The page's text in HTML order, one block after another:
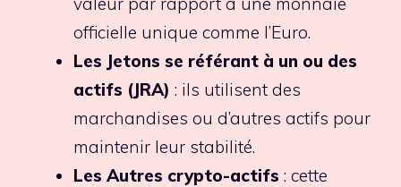
officielle unique comme l’Euro.
Les Jetons se référant à un ou des
actifs (JRA) : ils utilisent des
marchandises ou d’autres actifs pour
maintenir leur stabilité.
Les Autres crypto-actifs : cette